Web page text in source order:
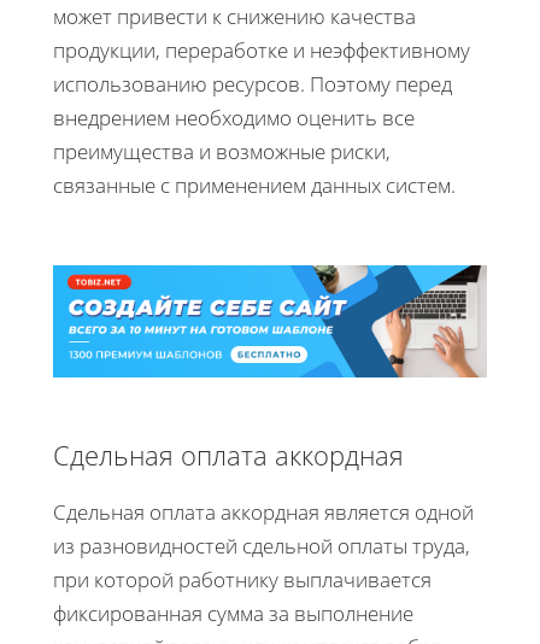
может привести к снижению качества
продукции, переработке и неэффективному
использованию ресурсов. Поэтому перед
внедрением необходимо оценить все
преимущества и возможные риски,
связанные с применением данных систем.
Сдельная оплата аккордная
Сдельная оплата аккордная является одной
из разновидностей сдельной оплаты труда,
при которой работнику выплачивается
фиксированная сумма за выполнение